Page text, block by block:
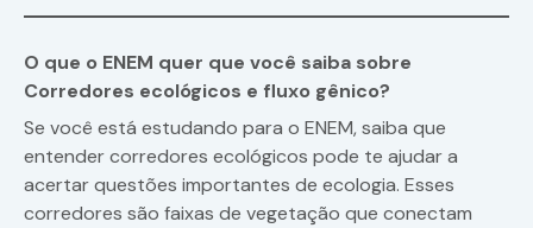
O que o ENEM quer que você saiba sobre
Corredores ecológicos e fluxo gênico?
Se você está estudando para o ENEM, saiba que
entender corredores ecológicos pode te ajudar a
acertar questões importantes de ecologia. Esses
corredores são faixas de vegetação que conectam